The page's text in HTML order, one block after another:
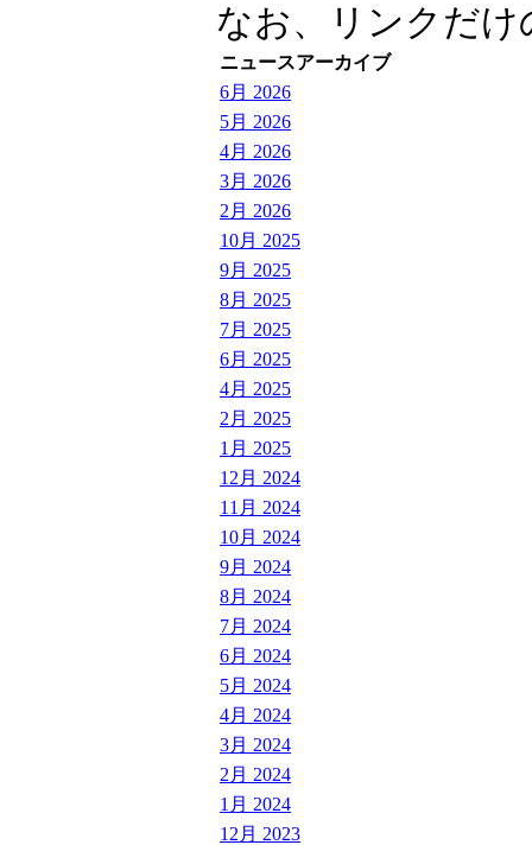
なお、リンクだ
ニュースアーカイブ
6月 2026
5月 2026
4月 2026
3月 2026
2月 2026
10月 2025
9月 2025
8月 2025
7月 2025
6月 2025
4月 2025
2月 2025
1月 2025
12月 2024
11月 2024
10月 2024
9月 2024
8月 2024
7月 2024
6月 2024
5月 2024
4月 2024
3月 2024
2月 2024
1月 2024
12月 2023